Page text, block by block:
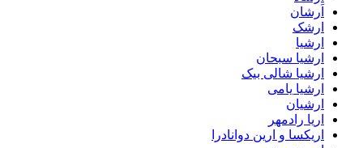
اَرشان
ارشک
ارشیا
ارشیا سبحان
ارشیا شالی بیک
ارشیا یامی
ارشیان
اریا رادمهر
اریکسا و ارین دوانادرا